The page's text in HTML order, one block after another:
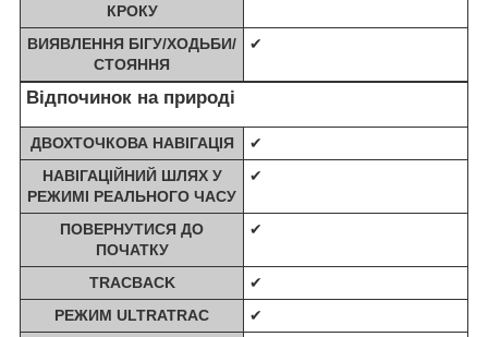
КРОКУ
ВИЯВЛЕННЯ БІГУ/ХОДЬБИ/
СТОЯННЯ
✔
Відпочинок на природі
ДВОХТОЧКОВА НАВІГАЦІЯ
✔
НАВІГАЦІЙНИЙ ШЛЯХ У
РЕЖИМІ РЕАЛЬНОГО ЧАСУ
✔
ПОВЕРНУТИСЯ ДО
ПОЧАТКУ
✔
TRACBACK
✔
РЕЖИМ ULTRATRAC
✔